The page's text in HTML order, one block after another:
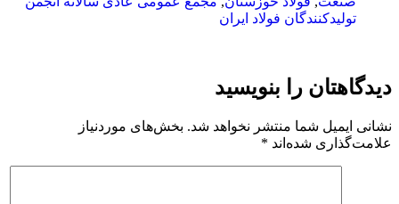
تولیدکنندگان فولاد ایران
دیدگاهتان را بنویسید
نشانی ایمیل شما منتشر نخواهد شد. بخش‌های موردنیاز
علامت‌گذاری شده‌اند *